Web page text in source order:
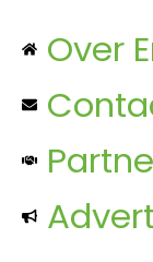
Over